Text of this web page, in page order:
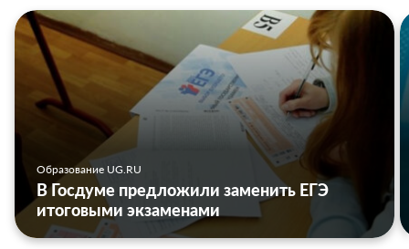
Образование UG.RU
В Госдуме предложили заменить ЕГЭ
итоговыми экзаменами